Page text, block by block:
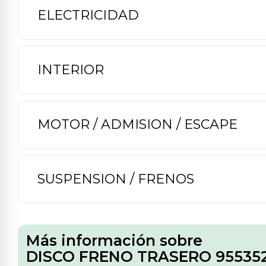
ELECTRICIDAD
INTERIOR
MOTOR / ADMISION / ESCAPE
SUSPENSION / FRENOS
Más información sobre
DISCO FRENO TRASERO